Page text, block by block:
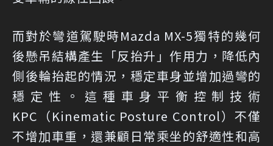
而對於彎道駕駛時Mazda MX-5獨特的幾何
後懸吊結構產生「反抬升」作用力，降低內
側後輪抬起的情況，穩定車身並增加過彎的
穩定性。這種車身平衡控制技術
KPC（Kinematic Posture Control）不僅
不增加車重，還兼顧日常乘坐的舒適性和高